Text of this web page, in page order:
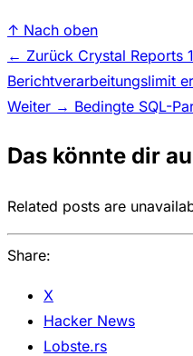
↑ Nach oben
← Zurück Crystal Reports
Berichtverarbeitungslimit
Weiter → Bedingte SQL-
Das könnte dir
Related posts are
Share:
X
Hacker News
Lobste.rs